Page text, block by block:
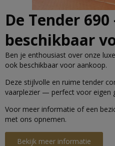
De Tender
beschikbaar
Ben je enthousiast over onze
ook beschikbaar voor aankoop.
Deze stijlvolle en ruime tender
vaarplezier — perfect voor eigen
Voor meer informatie of een
met ons opnemen.
Bekijk meer informatie